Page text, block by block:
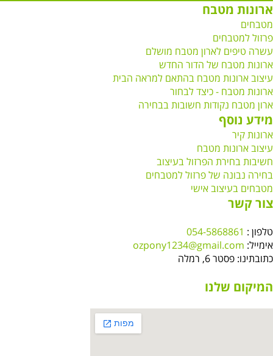
ארונות מטבח
מטבחים
פרזול למטבחים
עשרה טיפים לארון מטבח מושלם
ארונות מטבח של הדור החדש
עיצוב ארונות מטבח בהתאם למראה הבית
ארונות מטבח - כיצד לבחור
ארון מטבח נקודות חשובות בבחירה
מידע נוסף
ארונות קיר
עיצוב ארונות מטבח
חשיבות בחירת הפרזול בעיצוב
בחירה נבונה של פרזול למטבחים
מטבחים בעיצוב אישי
צור קשר
טלפון : 054-5868861
אימייל: ozpony1234@gmail.com
כתובתינו: פסטר 6, רמלה
המיקום שלנו